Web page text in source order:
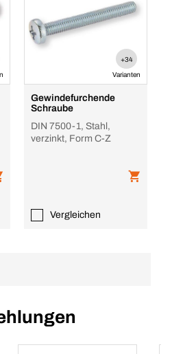
+34
Varianten
Gewindefurchende
Schraube
DIN 7500-1, Stahl,
verzinkt, Form C-Z
Vergleichen